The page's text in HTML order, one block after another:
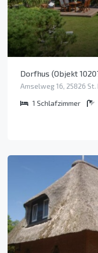
Dorfhus (Objekt
Amselweg 16, 25826
1 Schlafzimmer